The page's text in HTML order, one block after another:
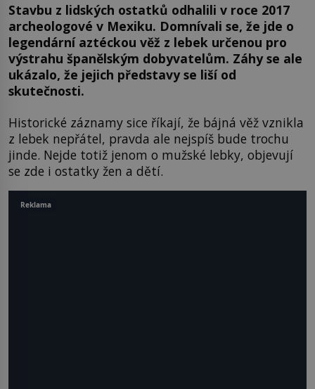
Stavbu z lidských ostatků odhalili v roce 2017
archeologové v Mexiku. Domnívali se, že jde o
legendární aztéckou věž z lebek určenou pro
výstrahu španělským dobyvatelům. Záhy se ale
ukázalo, že jejich představy se liší od
skutečnosti.
Historické záznamy sice říkají, že bájná věž vznikla
z lebek nepřátel, pravda ale nejspíš bude trochu
jinde. Nejde totiž jenom o mužské lebky, objevují
se zde i ostatky žen a dětí.
Reklama